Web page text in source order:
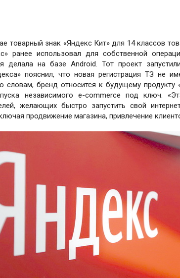
товарный знак «Яндекс Кит» для 14 классов
ранее использовал для собственной
делала на базе Android. Тот проект
пояснил, что новая регистрация ТЗ не
словам, бренд относится к будущему продукту
независимого e-commerce под ключ.
желающих быстро запустить свой
продвижение магазина, привлечение